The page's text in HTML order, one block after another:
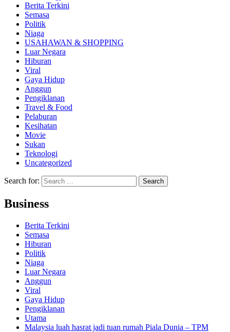
Berita Terkini
Semasa
Politik
Niaga
USAHAWAN & SHOPPING
Luar Negara
Hiburan
Viral
Gaya Hidup
Anggun
Pengiklanan
Travel & Food
Pelaburan
Kesihatan
Movie
Sukan
Teknologi
Uncategorized
Search for:
Business
Berita Terkini
Semasa
Hiburan
Politik
Niaga
Luar Negara
Anggun
Viral
Gaya Hidup
Pengiklanan
Utama
Malaysia luah hasrat jadi tuan rumah Piala Dunia – TPM